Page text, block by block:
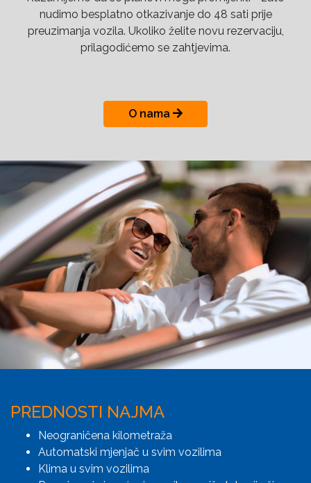
nudimo besplatno otkazivanje do 48 sati prije
preuzimanja vozila. Ukoliko želite novu rezervaciju,
prilagodićemo se zahtjevima.
O nama
PREDNOSTI NAJMA
Neograničena kilometraža
Automatski mjenjač u svim vozilima
Klima u svim vozilima